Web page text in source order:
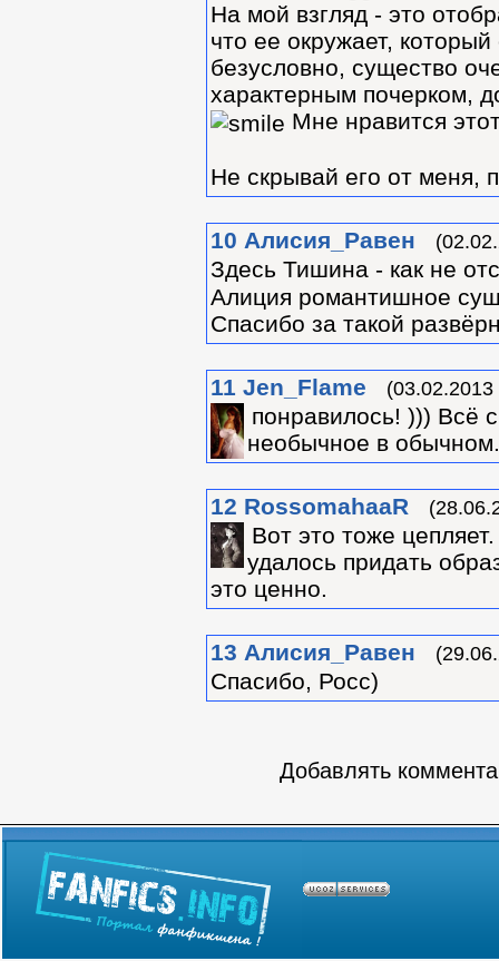
На мой взгляд - это
что ее окружает,
безусловно, существо
характерным почерком,
Мне нравится
Не скрывай его от меня,
10 Алиcия_Равен
Здесь Тишина - как не
Алиция романтишное
Спасибо за такой
11 Jen_Flame (03.02.2013
понравилось! ))) Всё
необычное в
12 RossomahaaR
Вот это тоже
удалось придать
это ценно.
13 Алиcия_Равен
Спасибо, Росс)
Добавлять